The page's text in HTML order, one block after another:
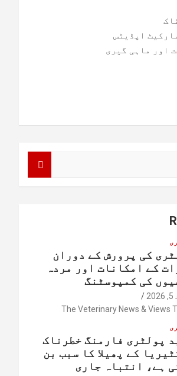
اپڈیٹس
اور ماہی گیری
کی پرورش کے دوران
کے امکانات اور مردہ
کی کمپوسٹنگ
The Veterinary News & Views
پولٹری فارمنگ خطرناک
کے پھیلا کا سبب بن
ہے، انتباہ جاری